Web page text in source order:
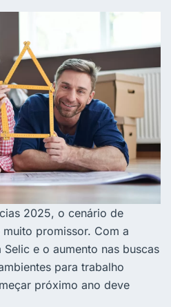
2025, o cenário de
promissor. Com a
e o aumento nas buscas
para trabalho
próximo ano deve